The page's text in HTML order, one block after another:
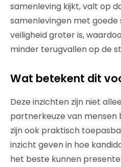
samenleving kijkt, valt op
samenlevingen met goede
veiligheid groter is,
minder terugvallen op de
Wat betekent dit
Deze inzichten zijn niet
partnerkeuze van
zijn ook praktisch
inzicht geven in hoe
het beste kunnen